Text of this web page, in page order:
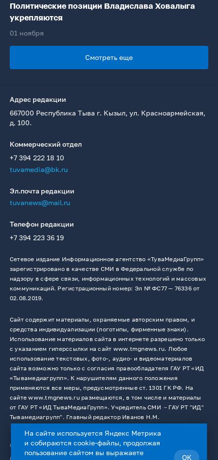
Политические позиции Владислава Ховалыга
укрепляются
01 ноября
Смотреть еще
Адрес редакции
667000 Республика Тыва г. Кызыл, ул. Красноармейская,
д. 100.
Коммерческий отдел
+7 394 222 18 10
tuvamedia@bk.ru
Эл.почта редакции
tuvanews@mail.ru
Телефон редакции
+7 394 223 36 19
Сетевое издание Информационное агентство «ТуваМедиаГрупп»
зарегистрировано в качестве СМИ в Федеральной службе по
надзору в сфере связи, информационных технологий и массовых
коммуникаций. Регистрационный номер: Эл № ФС77 — 76336 от
02.08.2019.
Сайт содержит материалы, охраняемые авторским правом, и
средства индивидуализации (логотипы, фирменные знаки).
Использование материалов сайта в интернете разрешено только
с указанием гиперссылки на сайт www.tmgnews.ru. Любое
использование текстовых, фото-, аудио- и видеоматериалов
сайта возможно только с согласия правообладателя ГАУ РТ «ИД
«Тывамедиагрупп». К нарушителям данного положения
применяются все меры, предусмотренные ст. 1301 ГК РФ. На
сайте www.tmgnews.ru размещаются, в том числе и материалы
от ГАУ РТ «ИД ТываМедиаГрупп». Учредитель СМИ －ГАУ РТ "ИД"
Тывамедиагрупп". Главный редактор Иванов Н.М.
© 2026. Все права защищены.
12+
На сайте используется Яндекс Метрика
и собираются cookie-файлы, продолжая
пользование сайтом вы выражаете
OK